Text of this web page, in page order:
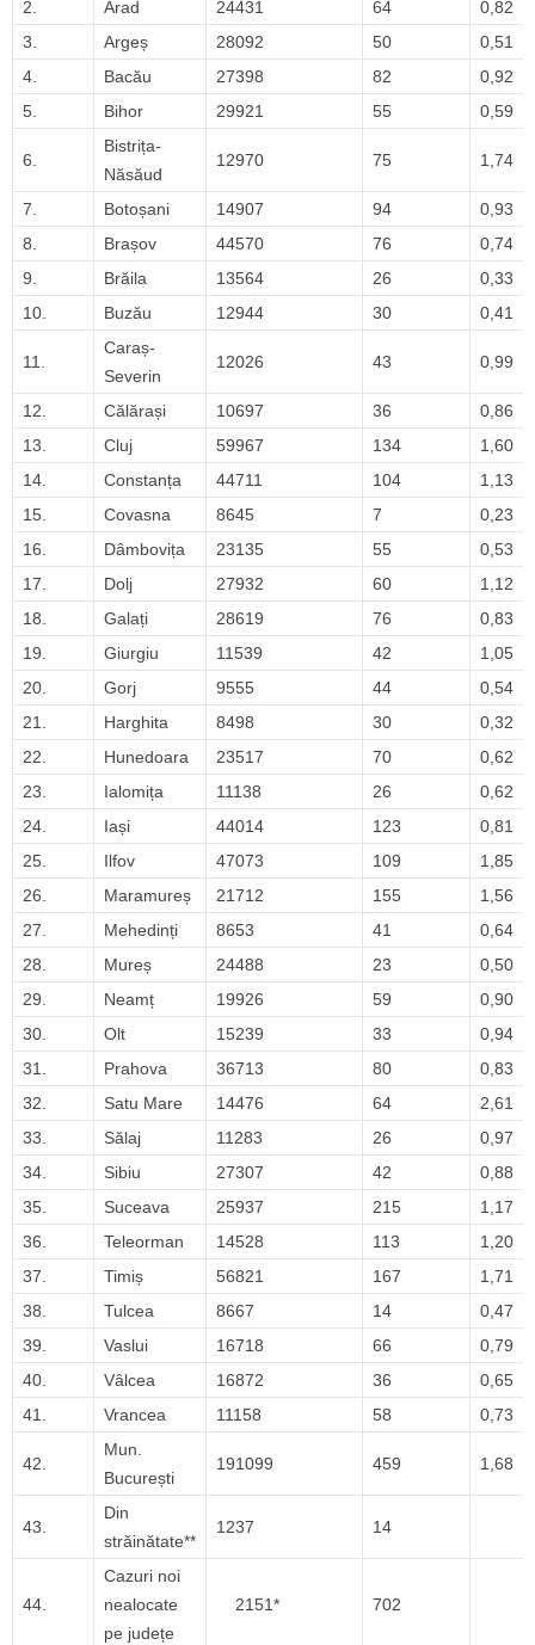
2.
Arad 24431 64
0,82
3.
Argeș 28092 50
0,51
4.
Bacău 27398 82
0,92
5.
Bihor 29921 55 0,59
6.
Bistrița-
Năsăud
12970 75 1,74
7. Botoșani 14907 94
0,93
8.
Brașov 44570 76
0,74
9.
Brăila 13564 26
0,33
10.
Buzău 12944 30 0,41
11.
Caraș-
Severin
12026 43 0,99
12. Călărași 10697 36
0,86
13.
Cluj 59967 134
1,60
14.
Constanța 44711 104
1,13
15.
Covasna 8645 7
0,23
16.
Dâmbovița 23135 55
0,53
17.
Dolj 27932 60
1,12
18.
Galați 28619 76
0,83
19.
Giurgiu 11539 42
1,05
20.
Gorj 9555 44
0,54
21.
Harghita 8498 30
0,32
22.
Hunedoara 23517 70
0,62
23.
Ialomița 11138 26
0,62
24.
Iași 44014 123
0,81
25.
Ilfov 47073 109
1,85
26.
Maramureș 21712 155
1,56
27.
Mehedinți 8653 41
0,64
28.
Mureș 24488 23
0,50
29.
Neamț 19926 59
0,90
30.
Olt 15239 33
0,94
31.
Prahova 36713 80
0,83
32.
Satu Mare 14476 64
2,61
33.
Sălaj 11283 26
0,97
34.
Sibiu 27307 42
0,88
35.
Suceava 25937 215
1,17
36.
Teleorman 14528 113
1,20
37.
Timiș 56821 167
1,71
38.
Tulcea 8667 14
0,47
39.
Vaslui 16718 66
0,79
40.
Vâlcea 16872 36
0,65
41.
Vrancea 11158 58 0,73
42.
Mun.
București
191099 459 1,68
43.
Din
străinătate**
1237 14
44.
Cazuri noi
nealocate
pe județe
2151* 702